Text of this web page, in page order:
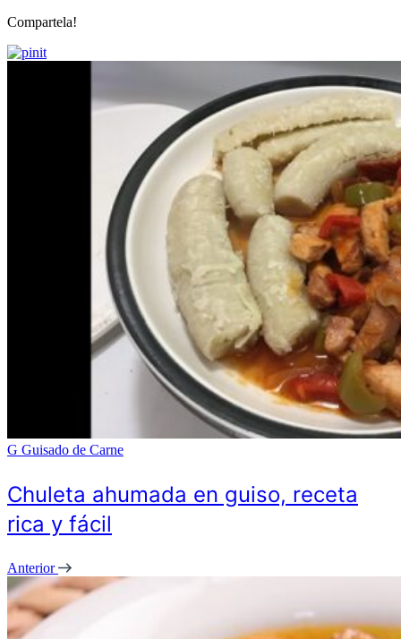
Compartela!
G Guisado de Carne
Chuleta ahumada en guiso, receta
rica y fácil
Anterior